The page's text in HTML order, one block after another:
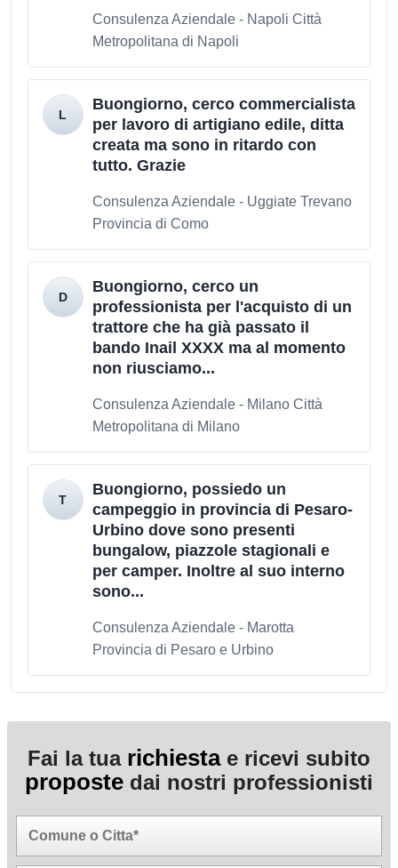
Consulenza Aziendale - Napoli Città
Metropolitana di Napoli
Buongiorno, cerco commercialista
per lavoro di artigiano edile, ditta
creata ma sono in ritardo con
tutto. Grazie
Consulenza Aziendale - Uggiate Trevano
Provincia di Como
Buongiorno, cerco un
professionista per l'acquisto di un
trattore che ha già passato il
bando Inail XXXX ma al momento
non riusciamo...
Consulenza Aziendale - Milano Città
Metropolitana di Milano
Buongiorno, possiedo un
campeggio in provincia di Pesaro-
Urbino dove sono presenti
bungalow, piazzole stagionali e
per camper. Inoltre al suo interno
sono...
Consulenza Aziendale - Marotta
Provincia di Pesaro e Urbino
Fai la tua richiestae ricevi subito
proposte dai nostri professionisti